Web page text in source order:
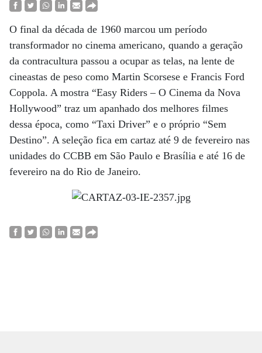
O final da década de 1960 marcou um período
transformador no cinema americano, quando a geração
da contracultura passou a ocupar as telas, na lente de
cineastas de peso como Martin Scorsese e Francis Ford
Coppola. A mostra “Easy Riders – O Cinema da Nova
Hollywood” traz um apanhado dos melhores filmes
dessa época, como “Taxi Driver” e o próprio “Sem
Destino”. A seleção fica em cartaz até 9 de fevereiro nas
unidades do CCBB em São Paulo e Brasília e até 16 de
fevereiro na do Rio de Janeiro.